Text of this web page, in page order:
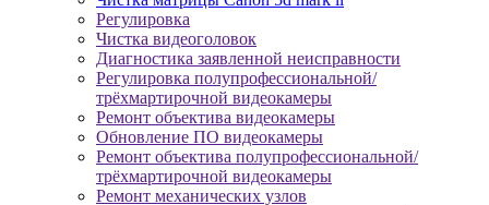
Регулировка
Чистка видеоголовок
Диагностика заявленной неисправности
Регулировка полупрофессиональной/
трёхмартирочной видеокамеры
Ремонт объектива видеокамеры
Обновление ПО видеокамеры
Ремонт объектива полупрофессиональной/
трёхмартирочной видеокамеры
Ремонт механических узлов